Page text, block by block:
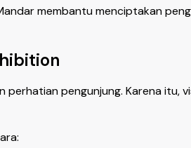
membantu menciptakan
pengunjung. Karena